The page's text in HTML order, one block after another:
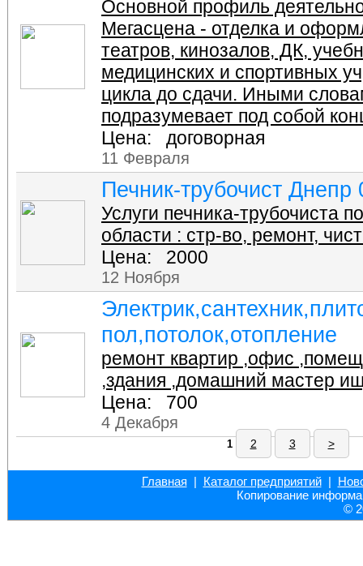
Основной профиль
Мегасцена - отделка и
театров, кинозалов, ДК,
медицинских и спортивных
цикла до сдачи. Иными
подразумевает под собой
Цена: договорная
11 Февраля
Печник-трубочист Днепр
Услуги печника-трубочиста
области : стр-во, ремонт,
Цена: 2000
12 Ноября
пол,потолок,отопление
ремонт квартир ,офис
,здания ,домашний мастер
Цена: 700
4 Декабря
1 2 3 >
Главная | Каталог предприятий|
Копирование
©